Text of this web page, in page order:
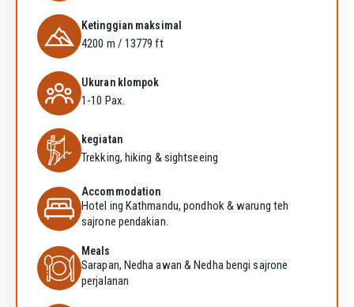
Ketinggian maksimal
4200 m / 13779 ft
Ukuran klompok
1-10 Pax.
kegiatan
Trekking, hiking & sightseeing
Accommodation
Hotel ing Kathmandu, pondhok & warung teh
sajrone pendakian.
Meals
Sarapan, Nedha awan & Nedha bengi sajrone
perjalanan